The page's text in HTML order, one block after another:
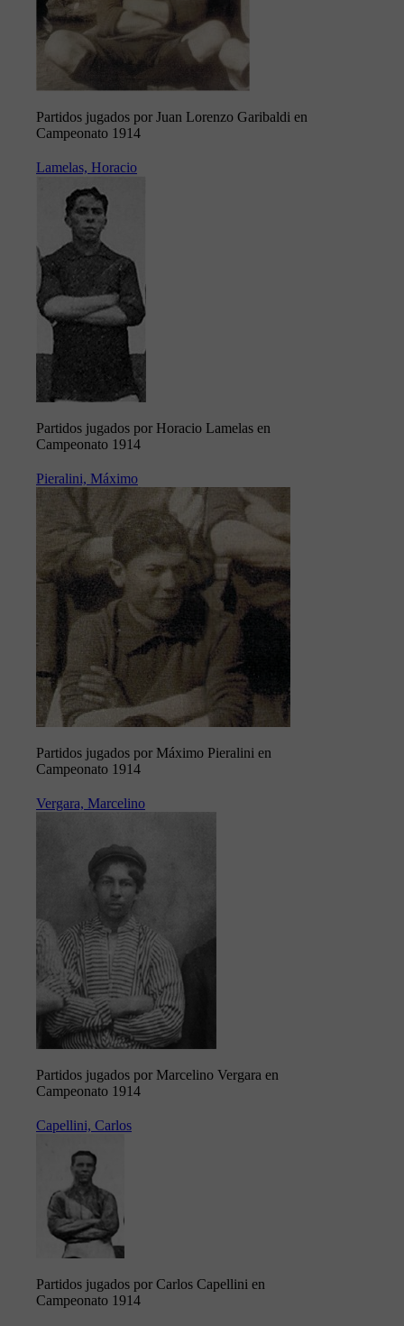
Partidos jugados por Juan Lorenzo Garibaldi en
Campeonato 1914
Lamelas, Horacio
Partidos jugados por Horacio Lamelas en
Campeonato 1914
Pieralini, Máximo
Partidos jugados por Máximo Pieralini en
Campeonato 1914
Vergara, Marcelino
Partidos jugados por Marcelino Vergara en
Campeonato 1914
Capellini, Carlos
Partidos jugados por Carlos Capellini en
Campeonato 1914